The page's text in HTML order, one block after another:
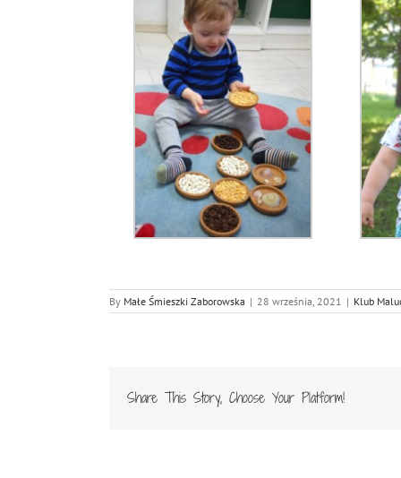
By Małe Śmieszki Zaborowska | 28 września, 2021 | Klub
Share This Story, Choose Your Platform!